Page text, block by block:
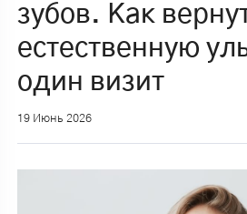
зубов. Как
естественную
один визит
19 Июнь 2026